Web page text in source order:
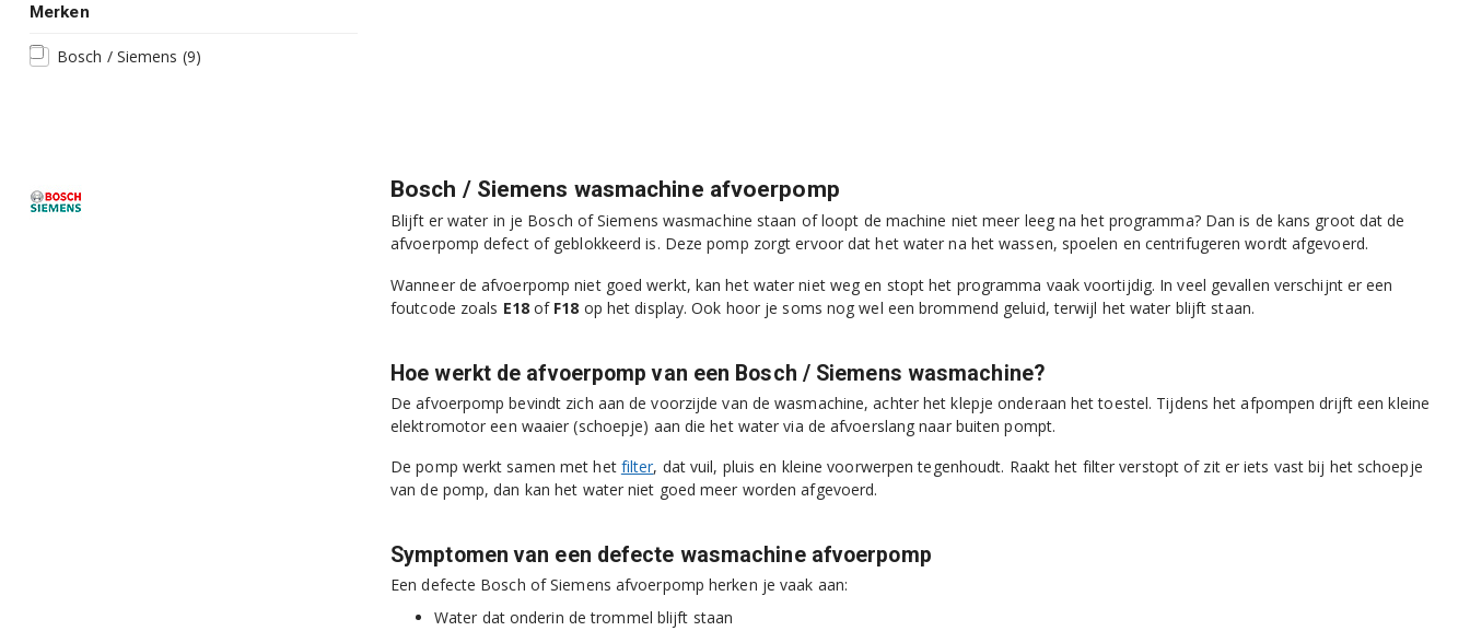
Merken
Bosch / Siemens (9)
Bosch / Siemens wasmachine afvoerpomp
Blijft er water in je Bosch of Siemens wasmachine staan of loopt de machine niet meer leeg na het programma? Dan is de kans groot dat de
afvoerpomp defect of geblokkeerd is. Deze pomp zorgt ervoor dat het water na het wassen, spoelen en centrifugeren wordt afgevoerd.
Wanneer de afvoerpomp niet goed werkt, kan het water niet weg en stopt het programma vaak voortijdig. In veel gevallen verschijnt er een
foutcode zoals E18of F18 op het display. Ook hoor je soms nog wel een brommend geluid, terwijl het water blijft staan.
Hoe werkt de afvoerpomp van een Bosch / Siemens wasmachine?
De afvoerpomp bevindt zich aan de voorzijde van de wasmachine, achter het klepje onderaan het toestel. Tijdens het afpompen drijft een kleine
elektromotor een waaier (schoepje) aan die het water via de afvoerslang naar buiten pompt.
De pomp werkt samen met het filter, dat vuil, pluis en kleine voorwerpen tegenhoudt. Raakt het filter verstopt of zit er iets vast bij het schoepje
van de pomp, dan kan het water niet goed meer worden afgevoerd.
Symptomen van een defecte wasmachine afvoerpomp
Een defecte Bosch of Siemens afvoerpomp herken je vaak aan:
Water dat onderin de trommel blijft staan